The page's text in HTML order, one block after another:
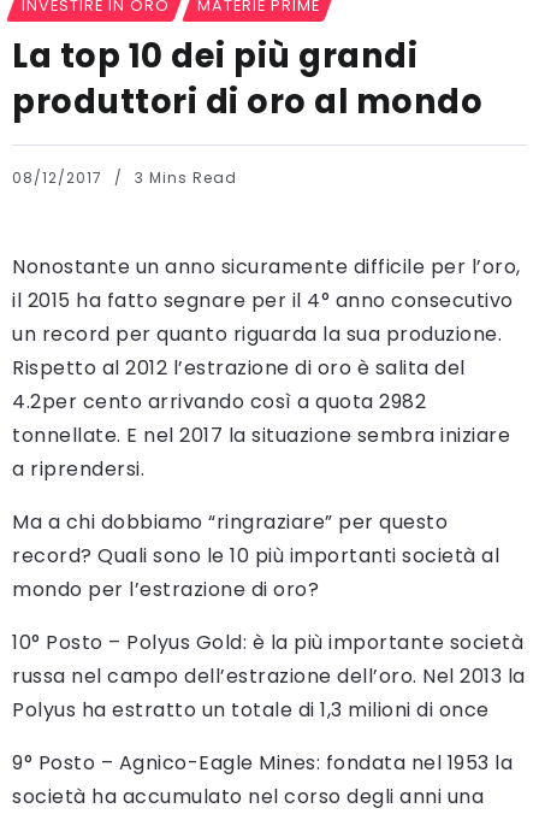
INVESTIRE IN ORO MATERIE PRIME
La top 10 dei più grandi
produttori di oro al mondo
08/12/2017 3 Mins Read
Nonostante un anno sicuramente difficile per l’oro,
il 2015 ha fatto segnare per il 4° anno consecutivo
un record per quanto riguarda la sua produzione.
Rispetto al 2012 l’estrazione di oro è salita del
4.2per cento arrivando così a quota 2982
tonnellate. E nel 2017 la situazione sembra iniziare
a riprendersi.
Ma a chi dobbiamo “ringraziare” per questo
record? Quali sono le 10 più importanti società al
mondo per l’estrazione di oro?
10° Posto – Polyus Gold: è la più importante società
russa nel campo dell’estrazione dell’oro. Nel 2013 la
Polyus ha estratto un totale di 1,3 milioni di once
9° Posto – Agnico-Eagle Mines: fondata nel 1953 la
società ha accumulato nel corso degli anni una